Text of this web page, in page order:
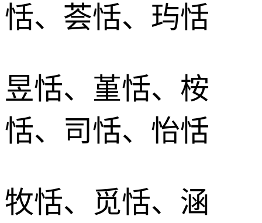
恬、荟恬、玙恬
昱恬、堇恬、桉
恬、司恬、怡恬
牧恬、觅恬、涵